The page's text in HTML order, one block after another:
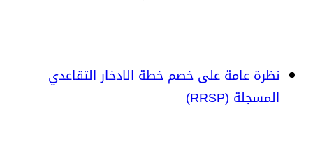
نظرة عامة على خصم خطة الادخار التقاعدي
المسجلة (RRSP)